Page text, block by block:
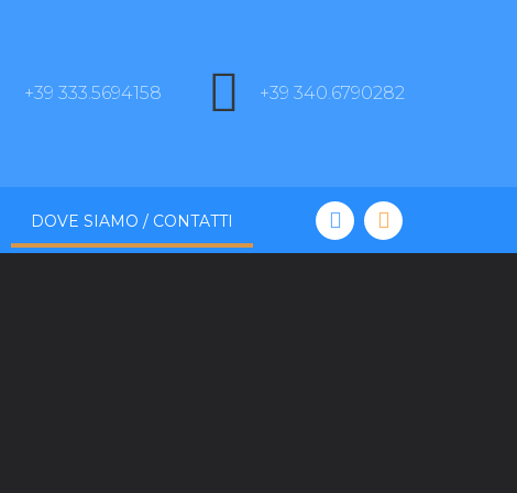
+39 333.5694158 +39 340.6790282
DOVE SIAMO / CONTATTI